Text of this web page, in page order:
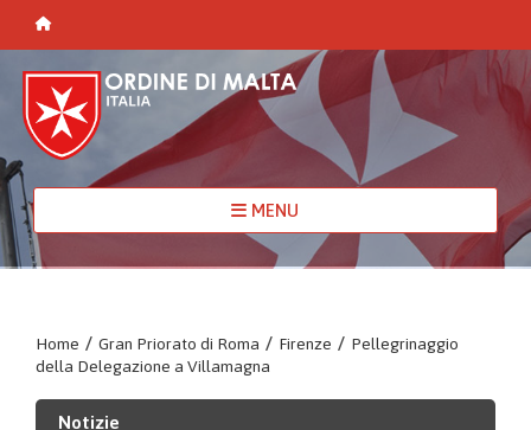
MENU
Home / Gran Priorato di Roma / Firenze / Pellegrinaggio
della Delegazione a Villamagna
Notizie